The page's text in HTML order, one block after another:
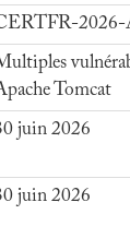
Tomcat
juin 2026
juin 2026